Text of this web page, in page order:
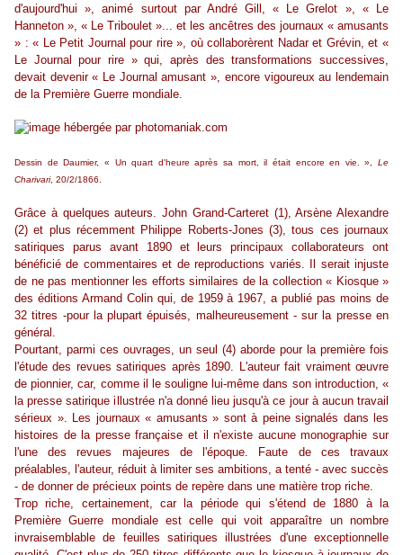
d'aujourd'hui », animé surtout par André Gill, « Le Grelot », « Le
Hanneton », « Le Triboulet »... et les ancêtres des journaux « amusants
» : « Le Petit Journal pour rire », où collaborèrent Nadar et Grévin, et «
Le Journal pour rire » qui, après des transformations successives,
devait devenir « Le Journal amusant », encore vigoureux au lendemain
de la Première Guerre mondiale.
Dessin de Daumier, « Un quart d'heure après sa mort, il était encore en vie. », Le
Charivari, 20/2/1866.
Grâce à quelques auteurs. John Grand-Carteret (1), Arsène Alexandre
(2) et plus récemment Philippe Roberts-Jones (3), tous ces journaux
satiriques parus avant 1890 et leurs principaux collaborateurs ont
bénéficié de commentaires et de reproductions variés. Il serait injuste
de ne pas mentionner les efforts similaires de la collection « Kiosque »
des éditions Armand Colin qui, de 1959 à 1967, a publié pas moins de
32 titres -pour la plupart épuisés, malheureusement - sur la presse en
général.
Pourtant, parmi ces ouvrages, un seul (4) aborde pour la première fois
l'étude des revues satiriques après 1890. L'auteur fait vraiment œuvre
de pionnier, car, comme il le souligne lui-même dans son introduction, «
la presse satirique illustrée n'a donné lieu jusqu'à ce jour à aucun travail
sérieux ». Les journaux « amusants » sont à peine signalés dans les
histoires de la presse française et il n'existe aucune monographie sur
l'une des revues majeures de l'époque. Faute de ces travaux
préalables, l'auteur, réduit à limiter ses ambitions, a tenté - avec succès
- de donner de précieux points de repère dans une matière trop riche.
Trop riche, certainement, car la période qui s'étend de 1880 à la
Première Guerre mondiale est celle qui voit apparaître un nombre
invraisemblable de feuilles satiriques illustrées d'une exceptionnelle